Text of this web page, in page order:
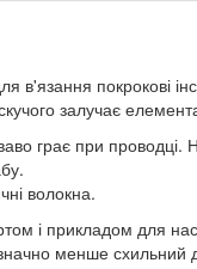
покрокові
залучає
грає при проводці.
волокна.
і прикладом для
значно менше